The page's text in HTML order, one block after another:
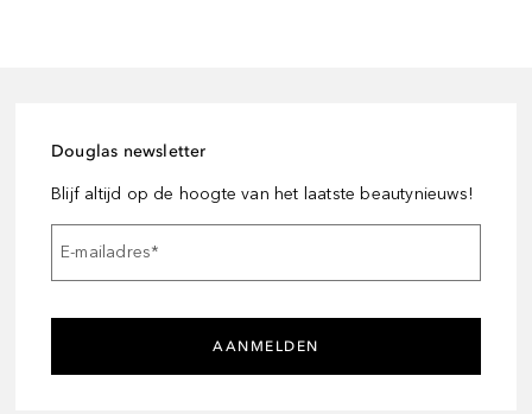
Douglas newsletter
Blijf altijd op de hoogte van het laatste beautynieuws!
E-mailadres*
AANMELDEN